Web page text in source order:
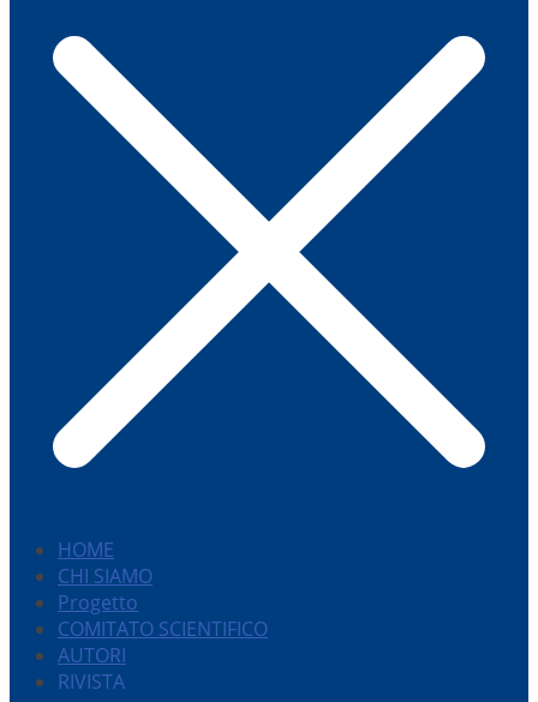
HOME
CHI SIAMO
Progetto
COMITATO SCIENTIFICO
AUTORI
RIVISTA